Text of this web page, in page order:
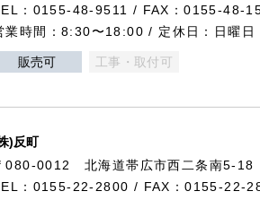
：0155-48-9511 / FAX：0155-48-
業時間：8:30〜18:00 / 定休日：日曜日
販売可 工事・取付可
)反町
080-0012 北海道帯広市西二条南5-18
：0155-22-2800 / FAX：0155-22-